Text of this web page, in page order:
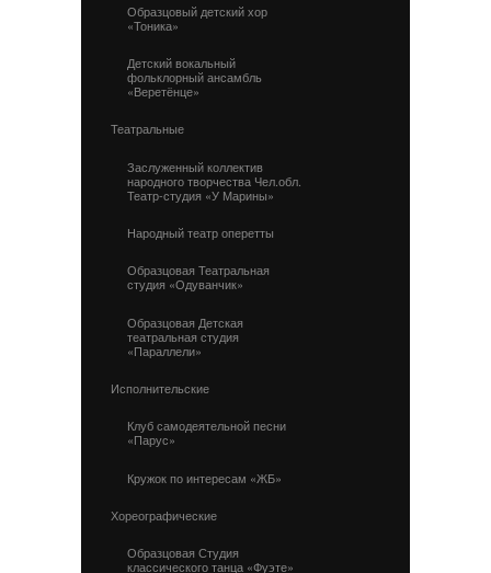
Образцовый детский хор
«Тоника»
Детский вокальный
фольклорный ансамбль
«Веретёнце»
Театральные
Заслуженный коллектив
народного творчества Чел.обл.
Театр-студия «У Марины»
Народный театр оперетты
Образцовая Театральная
студия «Одуванчик»
Образцовая Детская
театральная студия
«Параллели»
Исполнительские
Клуб самодеятельной песни
«Парус»
Кружок по интересам «ЖБ»
Хореографические
Образцовая Студия
классического танца «Фуэте»